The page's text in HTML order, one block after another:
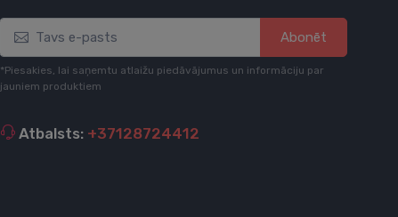
Abonēt
*Piesakies, lai saņemtu atlaižu piedāvājumus un informāciju par
jauniem produktiem
Atbalsts: +37128724412